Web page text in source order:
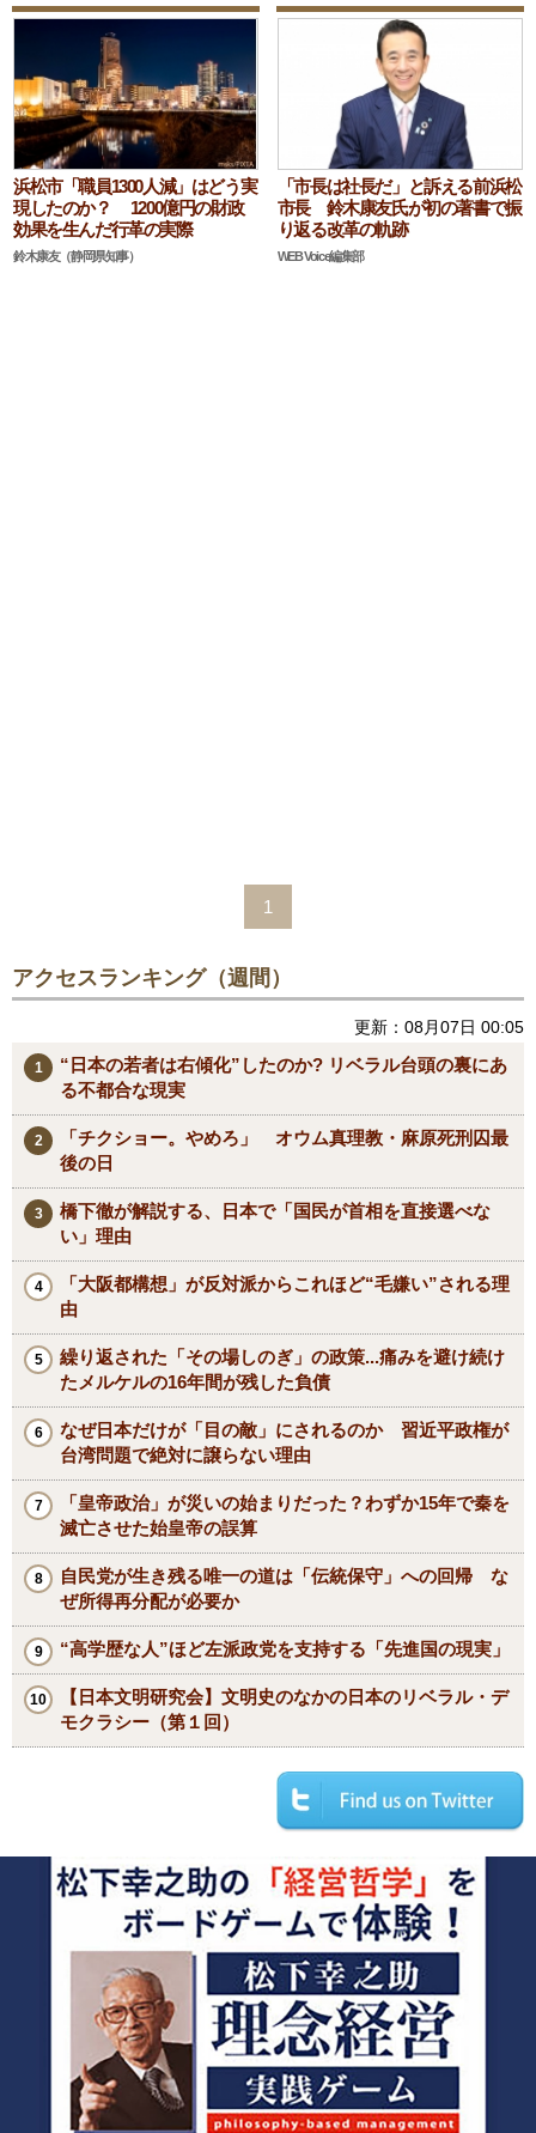
浜松市「職員1300人減」はどう実
現したのか？ 1200億円の財政
効果を生んだ行革の実際
鈴木康友（静岡県知事）
「市長は社長だ」と訴える前浜松
市長 鈴木康友氏が初の著書で振
り返る改革の軌跡
WEB Voice編集部
1
アクセスランキング（週間）
更新：08月07日 00:05
“日本の若者は右傾化”したのか? リベラル台頭の裏にあ
る不都合な現実
「チクショー。やめろ」 オウム真理教・麻原死刑囚最
後の日
橋下徹が解説する、日本で「国民が首相を直接選べな
い」理由
「大阪都構想」が反対派からこれほど“毛嫌い”される理
由
繰り返された「その場しのぎ」の政策...痛みを避け続け
たメルケルの16年間が残した負債
なぜ日本だけが「目の敵」にされるのか 習近平政権が
台湾問題で絶対に譲らない理由
「皇帝政治」が災いの始まりだった？わずか15年で秦を
滅亡させた始皇帝の誤算
自民党が生き残る唯一の道は「伝統保守」への回帰 な
ぜ所得再分配が必要か
“高学歴な人”ほど左派政党を支持する「先進国の現実」
【日本文明研究会】文明史のなかの日本のリベラル・デ
モクラシー（第１回）